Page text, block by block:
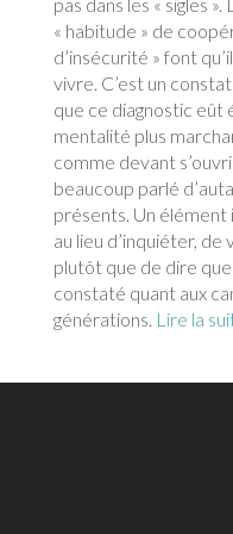
« habitude » de
d’insécurité » font
vivre. C’est un
que ce diagnostic eût
mentalité plus
comme devant
beaucoup parlé
présents. Un
au lieu d’inquiéter,
plutôt que de dire
constaté quant aux
générations. Lire la